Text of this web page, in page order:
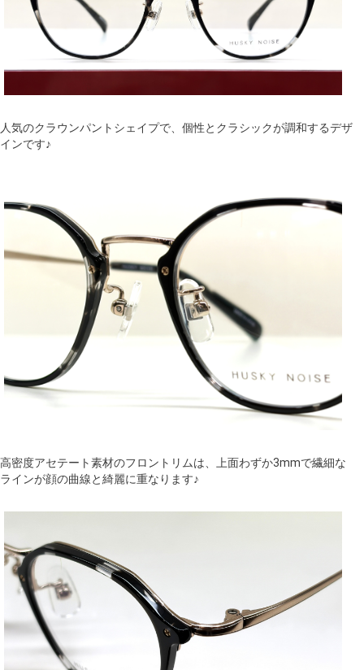
人気のクラウンパントシェイプで、個性とクラシックが調和するデザ
インです♪
高密度アセテート素材のフロントリムは、上面わずか3mmで繊細な
ラインが顔の曲線と綺麗に重なります♪